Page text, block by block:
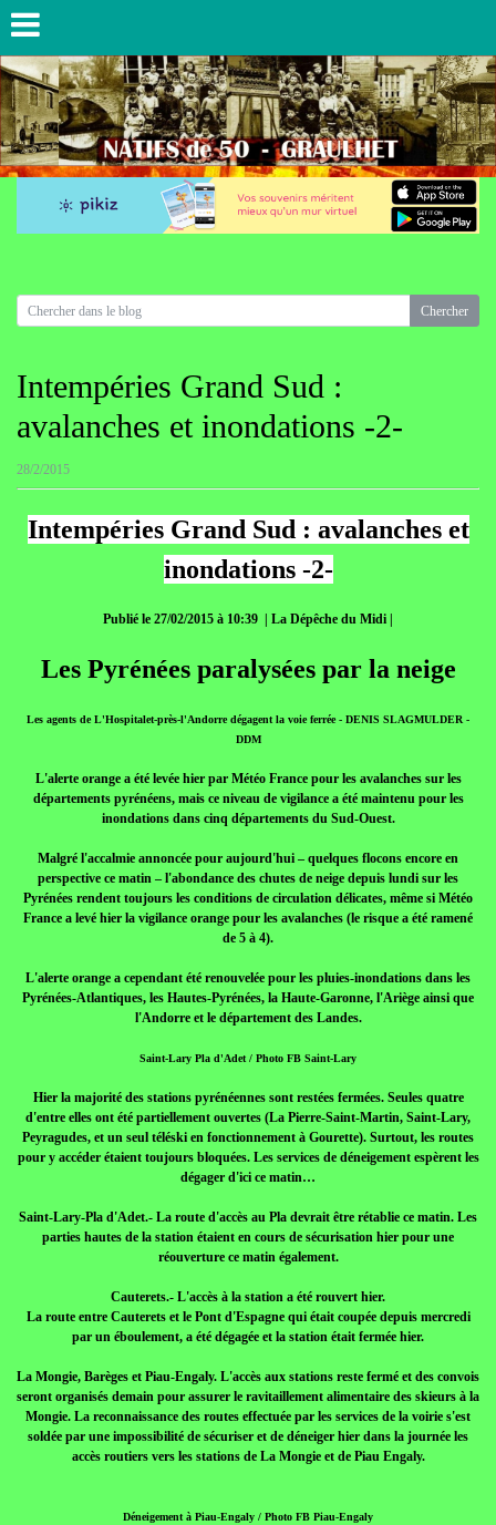
Intempéries Grand Sud :
avalanches et inondations -2-
28/2/2015
Intempéries Grand Sud : avalanches et
inondations -2-
Publié le 27/02/2015 à 10:39 | La Dépêche du Midi |
Les Pyrénées paralysées par la neige
Les agents de L'Hospitalet-près-l'Andorre dégagent la voie ferrée - DENIS SLAGMULDER -
DDM
L'alerte orange a été levée hier par Météo France pour les avalanches sur les
départements pyrénéens, mais ce niveau de vigilance a été maintenu pour les
inondations dans cinq départements du Sud-Ouest.
Malgré l'accalmie annoncée pour aujourd'hui – quelques flocons encore en
perspective ce matin – l'abondance des chutes de neige depuis lundi sur les
Pyrénées rendent toujours les conditions de circulation délicates, même si Météo
France a levé hier la vigilance orange pour les avalanches (le risque a été ramené
de 5 à 4).
L'alerte orange a cependant été renouvelée pour les pluies-inondations dans les
Pyrénées-Atlantiques, les Hautes-Pyrénées, la Haute-Garonne, l'Ariège ainsi que
l'Andorre et le département des Landes.
Saint-Lary Pla d'Adet / Photo FB Saint-Lary
Hier la majorité des stations pyrénéennes sont restées fermées. Seules quatre
d'entre elles ont été partiellement ouvertes (La Pierre-Saint-Martin, Saint-Lary,
Peyragudes, et un seul téléski en fonctionnement à Gourette). Surtout, les routes
pour y accéder étaient toujours bloquées. Les services de déneigement espèrent les
dégager d'ici ce matin…
Saint-Lary-Pla d'Adet.- La route d'accès au Pla devrait être rétablie ce matin. Les
parties hautes de la station étaient en cours de sécurisation hier pour une
réouverture ce matin également.
Cauterets.- L'accès à la station a été rouvert hier.
La route entre Cauterets et le Pont d'Espagne qui était coupée depuis mercredi
par un éboulement, a été dégagée et la station était fermée hier.
La Mongie, Barèges et Piau-Engaly. L'accès aux stations reste fermé et des convois
seront organisés demain pour assurer le ravitaillement alimentaire des skieurs à la
Mongie. La reconnaissance des routes effectuée par les services de la voirie s'est
soldée par une impossibilité de sécuriser et de déneiger hier dans la journée les
accès routiers vers les stations de La Mongie et de Piau Engaly.
Déneigement à Piau-Engaly / Photo FB Piau-Engaly